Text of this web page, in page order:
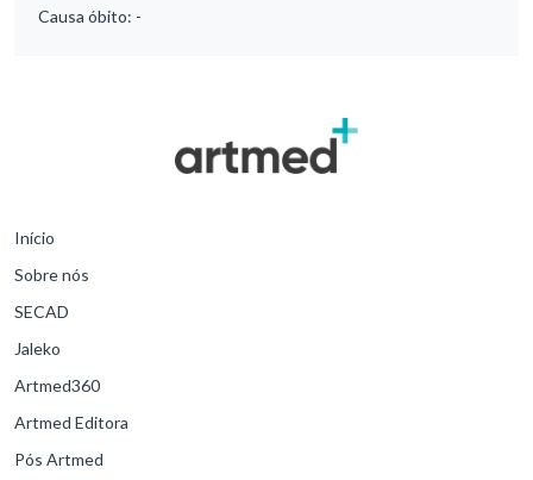
Causa óbito: -
Início
Sobre nós
SECAD
Jaleko
Artmed360
Artmed Editora
Pós Artmed